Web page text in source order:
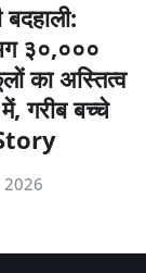
३०,०००
का अस्तित्व
गरीब बच्चे
2026